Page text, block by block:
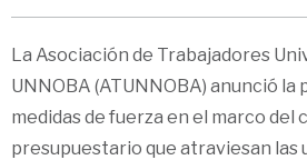
La Asociación de Trabajadores
UNNOBA (ATUNNOBA) anunció la
medidas de fuerza en el marco del
presupuestario que atraviesan las